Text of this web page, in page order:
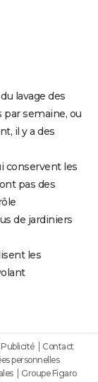
lavage des
par semaine, ou
il y a des
conservent les
pas des
de jardiniers
les
Publicité
Contact
personnelles
Groupe Figaro